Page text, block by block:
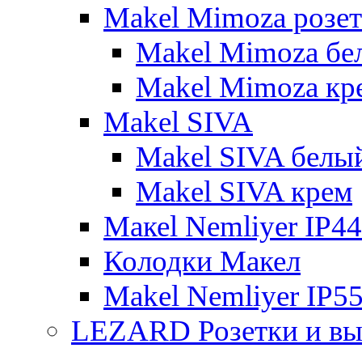
Makel Mimoza
Makel Mimoza
Makel Mimoza
Makel SIVA
Makel SIVA
Makel SIVA крем
Макеl Nemliyer IP44
Колодки Макел
Makel Nemliyer
LEZARD Розетки и